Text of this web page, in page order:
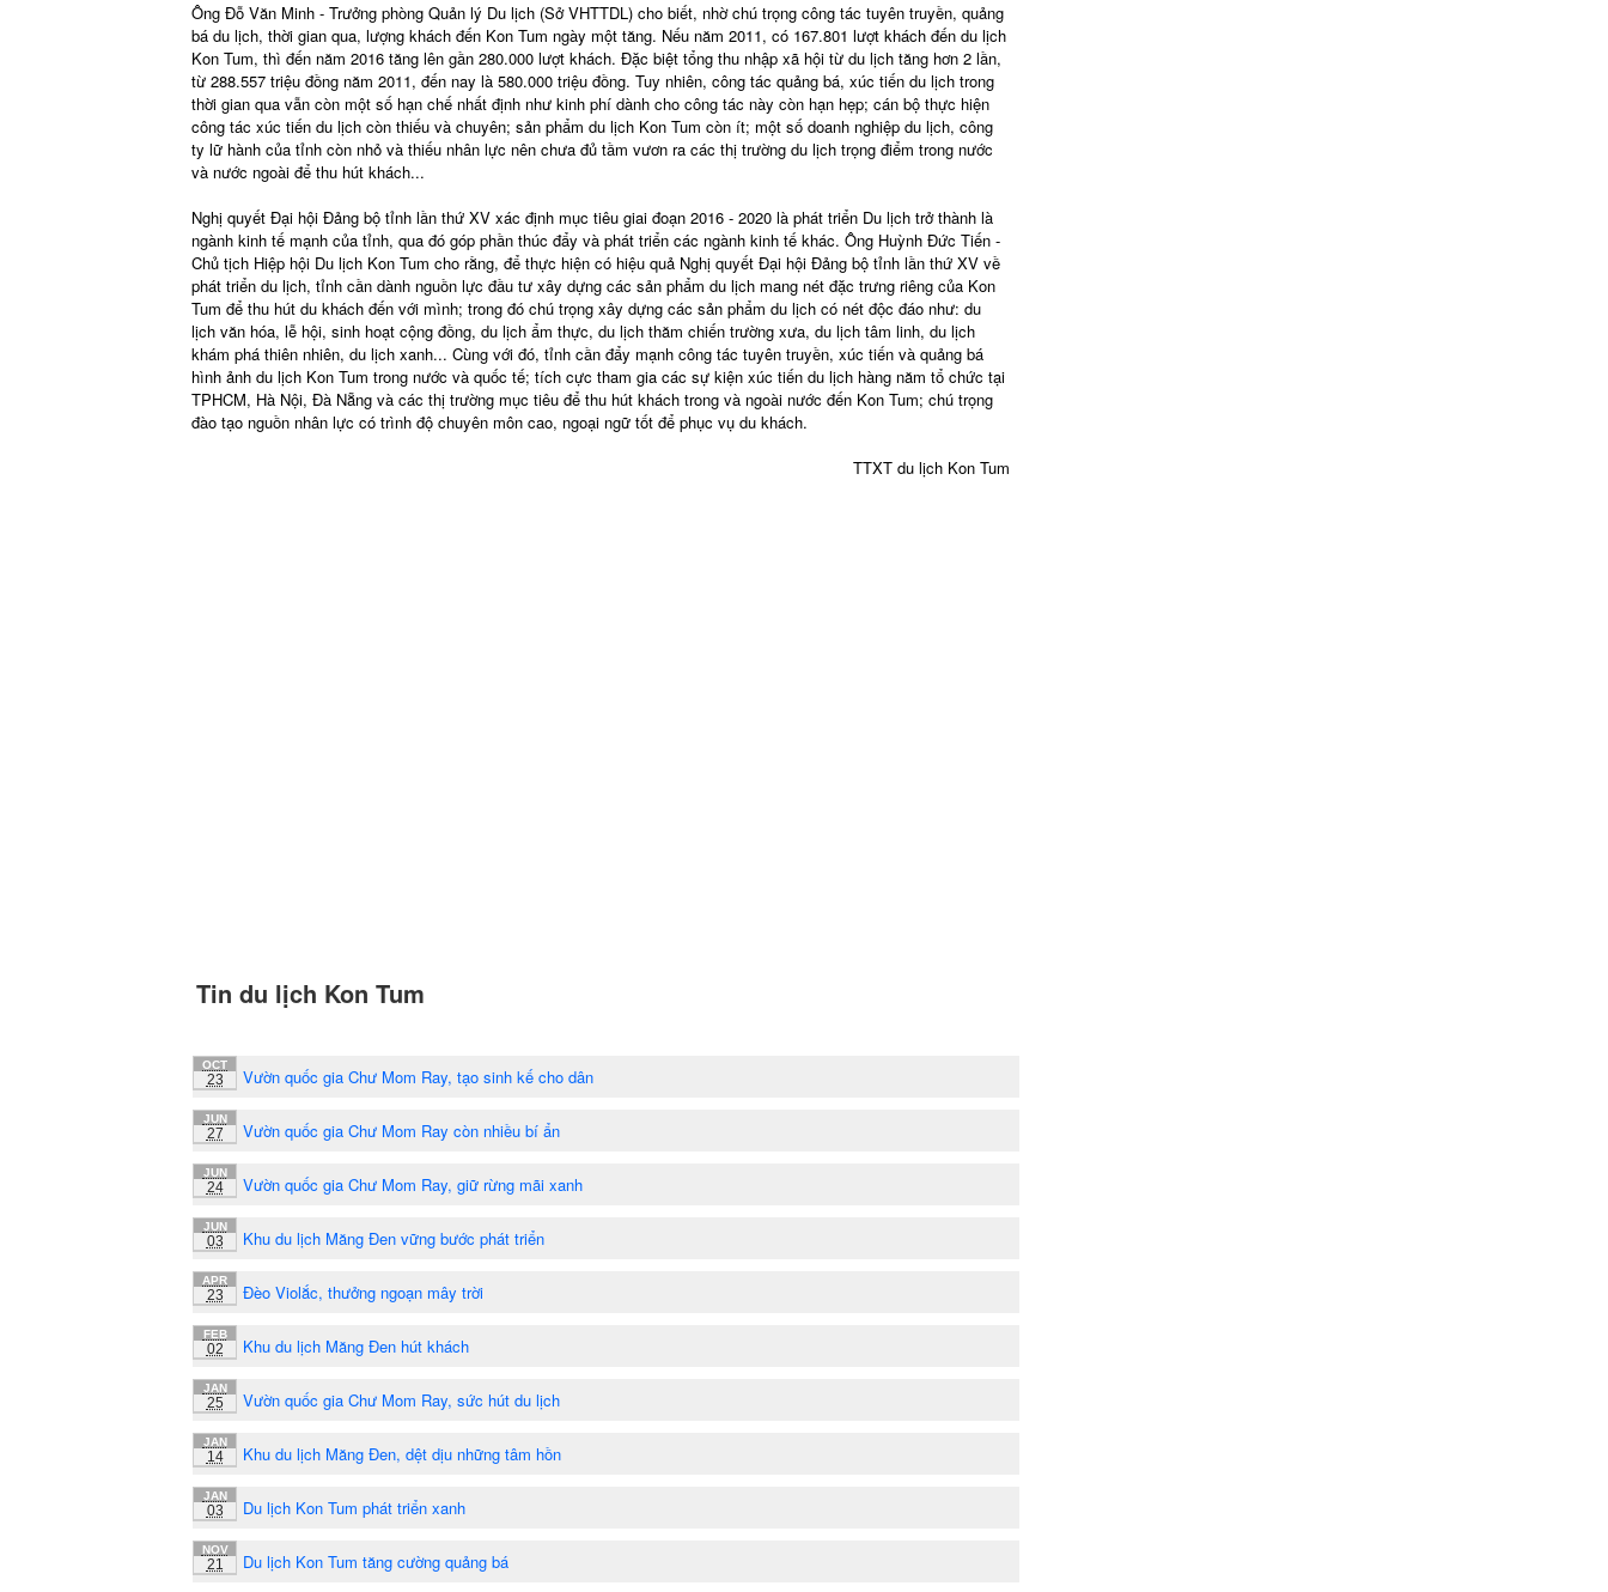
Ông Đỗ Văn Minh - Trưởng phòng Quản lý Du lịch (Sở VHTTDL) cho biết, nhờ chú trọng công tác tuyên truyền, quảng
bá du lịch, thời gian qua, lượng khách đến Kon Tum ngày một tăng. Nếu năm 2011, có 167.801 lượt khách đến du lịch
Kon Tum, thì đến năm 2016 tăng lên gần 280.000 lượt khách. Đặc biệt tổng thu nhập xã hội từ du lịch tăng hơn 2 lần,
từ 288.557 triệu đồng năm 2011, đến nay là 580.000 triệu đồng. Tuy nhiên, công tác quảng bá, xúc tiến du lịch trong
thời gian qua vẫn còn một số hạn chế nhất định như kinh phí dành cho công tác này còn hạn hẹp; cán bộ thực hiện
công tác xúc tiến du lịch còn thiếu và chuyên; sản phẩm du lịch Kon Tum còn ít; một số doanh nghiệp du lịch, công
ty lữ hành của tỉnh còn nhỏ và thiếu nhân lực nên chưa đủ tầm vươn ra các thị trường du lịch trọng điểm trong nước
và nước ngoài để thu hút khách...
Nghị quyết Đại hội Đảng bộ tỉnh lần thứ XV xác định mục tiêu giai đoạn 2016 - 2020 là phát triển Du lịch trở thành là
ngành kinh tế mạnh của tỉnh, qua đó góp phần thúc đẩy và phát triển các ngành kinh tế khác. Ông Huỳnh Đức Tiến -
Chủ tịch Hiệp hội Du lịch Kon Tum cho rằng, để thực hiện có hiệu quả Nghị quyết Đại hội Đảng bộ tỉnh lần thứ XV về
phát triển du lịch, tỉnh cần dành nguồn lực đầu tư xây dựng các sản phẩm du lịch mang nét đặc trưng riêng của Kon
Tum để thu hút du khách đến với mình; trong đó chú trọng xây dựng các sản phẩm du lịch có nét độc đáo như: du
lịch văn hóa, lễ hội, sinh hoạt cộng đồng, du lịch ẩm thực, du lịch thăm chiến trường xưa, du lịch tâm linh, du lịch
khám phá thiên nhiên, du lịch xanh... Cùng với đó, tỉnh cần đẩy mạnh công tác tuyên truyền, xúc tiến và quảng bá
hình ảnh du lịch Kon Tum trong nước và quốc tế; tích cực tham gia các sự kiện xúc tiến du lịch hàng năm tổ chức tại
TPHCM, Hà Nội, Đà Nẵng và các thị trường mục tiêu để thu hút khách trong và ngoài nước đến Kon Tum; chú trọng
đào tạo nguồn nhân lực có trình độ chuyên môn cao, ngoại ngữ tốt để phục vụ du khách.
TTXT du lịch Kon Tum
Tin du lịch Kon Tum
OCT
23 Vườn quốc gia Chư Mom Ray, tạo sinh kế cho dân
JUN
27 Vườn quốc gia Chư Mom Ray còn nhiều bí ẩn
JUN
24 Vườn quốc gia Chư Mom Ray, giữ rừng mãi xanh
JUN
03 Khu du lịch Măng Đen vững bước phát triển
APR
23 Đèo Violắc, thưởng ngoạn mây trời
FEB
02 Khu du lịch Măng Đen hút khách
JAN
25 Vườn quốc gia Chư Mom Ray, sức hút du lịch
JAN
14 Khu du lịch Măng Đen, dệt dịu những tâm hồn
JAN
03 Du lịch Kon Tum phát triển xanh
NOV
21 Du lịch Kon Tum tăng cường quảng bá